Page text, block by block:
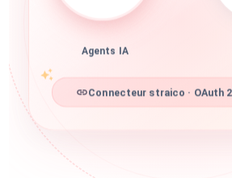
Agents IA
Connecteur straico · OAuth